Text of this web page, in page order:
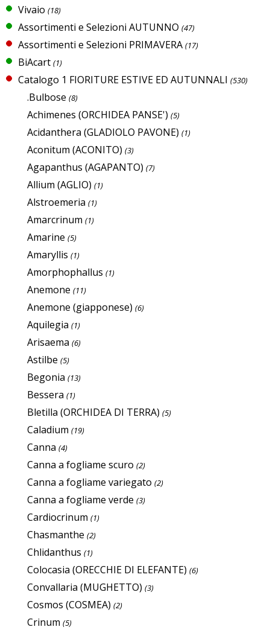
Vivaio (18)
Assortimenti e Selezioni AUTUNNO (47)
Assortimenti e Selezioni PRIMAVERA (17)
BiAcart (1)
Catalogo 1 FIORITURE ESTIVE ED AUTUNNALI (530)
.Bulbose (8)
Achimenes (ORCHIDEA PANSE') (5)
Acidanthera (GLADIOLO PAVONE) (1)
Aconitum (ACONITO) (3)
Agapanthus (AGAPANTO) (7)
Allium (AGLIO) (1)
Alstroemeria (1)
Amarcrinum (1)
Amarine (5)
Amaryllis (1)
Amorphophallus (1)
Anemone (11)
Anemone (giapponese) (6)
Aquilegia (1)
Arisaema (6)
Astilbe (5)
Begonia (13)
Bessera (1)
Bletilla (ORCHIDEA DI TERRA) (5)
Caladium (19)
Canna (4)
Canna a fogliame scuro (2)
Canna a fogliame variegato (2)
Canna a fogliame verde (3)
Cardiocrinum (1)
Chasmanthe (2)
Chlidanthus (1)
Colocasia (ORECCHIE DI ELEFANTE) (6)
Convallaria (MUGHETTO) (3)
Cosmos (COSMEA) (2)
Crinum (5)